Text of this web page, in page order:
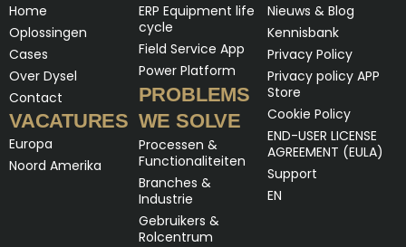
Home
Oplossingen
Cases
Over Dysel
Contact
VACATURES
Europa
Noord Amerika
ERP Equipment life
cycle
Field Service App
Power Platform
PROBLEMS
WE SOLVE
Processen &
Functionaliteiten
Branches &
Industrie
Gebruikers &
Rolcentrum
Nieuws & Blog
Kennisbank
Privacy Policy
Privacy policy APP
Store
Cookie Policy
END-USER LICENSE
AGREEMENT (EULA)
Support
EN